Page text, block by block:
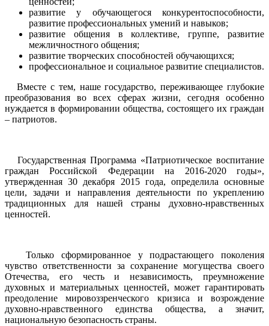
развитие у обучающегося конкурентоспособности,
развитие профессиональных умений и навыков;
развитие общения в коллективе, группе, развитие
межличностного общения;
развитие творческих способностей обучающихся;
профессиональное и социальное развитие специалистов.
Вместе с тем, наше государство, переживающее глубокие
преобразования во всех сферах жизни, сегодня особенно
нуждается в формировании общества, состоящего их граждан
– патриотов.
Государственная Программа «Патриотическое воспитание
граждан Российской Федерации на 2016-2020 годы»,
утвержденная 30 декабря 2015 года, определила основные
цели, задачи и направления деятельности по укреплению
традиционных для нашей страны духовно-нравственных
ценностей.
Только сформированное у подрастающего поколения
чувство ответственности за сохранение могущества своего
Отечества, его честь и независимость, преумножение
духовных и материальных ценностей, может гарантировать
преодоление мировоззренческого кризиса и возрождение
духовно-нравственного единства общества, а значит,
национальную безопасность страны.